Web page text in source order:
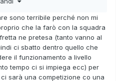
evento competitivo o sono
sono terribile perché non mi
che la farò con la squadra
ne pretesa (tanto vanno al
ci sbatto dentro quello che
il funzionamento a livello
tempo ci si impiega ecc) per
sarà una competizione co una